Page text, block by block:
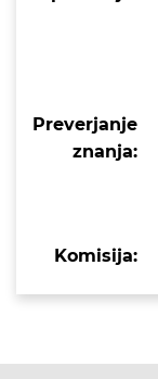
Preverjanje
znanja:
Komisija: